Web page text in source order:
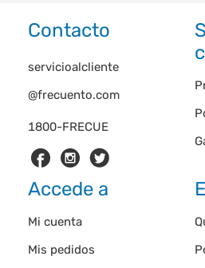
Contacto
1800-FRECUE
servicioalcliente
@frecuento.com
Accede a
Mi cuenta
Mis pedidos